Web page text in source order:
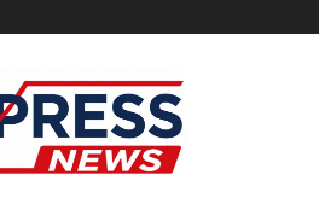
e-
press.gr